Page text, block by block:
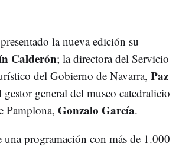
la nueva edición su
Calderón; la directora del Servicio
del Gobierno de Navarra, Paz
gestor general del museo catedralicio
Pamplona, Gonzalo García.
una programación con más de 1.000